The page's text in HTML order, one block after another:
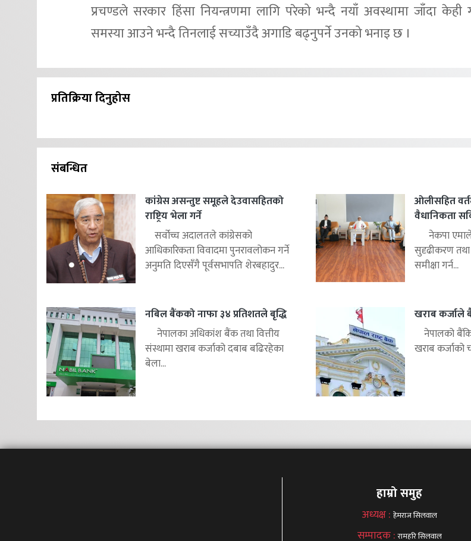
प्रचण्डले सरकार हिंसा नियन्त्रणमा लागि परेको भन्दै नयाँ अवस्थामा जाँदा
समस्या आउने भन्दै तिनलाई सच्याउँदै अगाडि बढ्नुपर्ने उनको भनाइ छ ।
प्रतिक्रिया दिनुहोस
संबन्धित
कांग्रेस असन्तुष्ट समूहले देउवासहितको
राष्ट्रिय भेला गर्ने
सर्वोच्च अदालतले कांग्रेसको
आधिकारिकता विवादमा पुनरावलोकन गर्ने
अनुमति दिएसँगै पूर्वसभापति शेरबहादुर...
ओलीसहित
वैधानिकता
नेकपा
सुदृढीकरण तथा
समीक्षा गर्न...
नबिल बैंकको नाफा ३४ प्रतिशतले बृद्धि
नेपालका अधिकांश बैंक तथा वित्तीय
संस्थामा खराब कर्जाको दबाब बढिरहेका
बेला...
खराब कर्जाले
नेपालको
खराब कर्जाको
हाम्रो समुह
अध्यक्ष :हेमराज सिलवाल
सम्पादक :रामहरि सिलवाल